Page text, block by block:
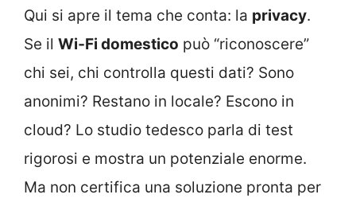
Qui si apre il tema che conta: la privacy.
Se il Wi‑Fi domestico può “riconoscere”
chi sei, chi controlla questi dati? Sono
anonimi? Restano in locale? Escono in
cloud? Lo studio tedesco parla di test
rigorosi e mostra un potenziale enorme.
Ma non certifica una soluzione pronta per